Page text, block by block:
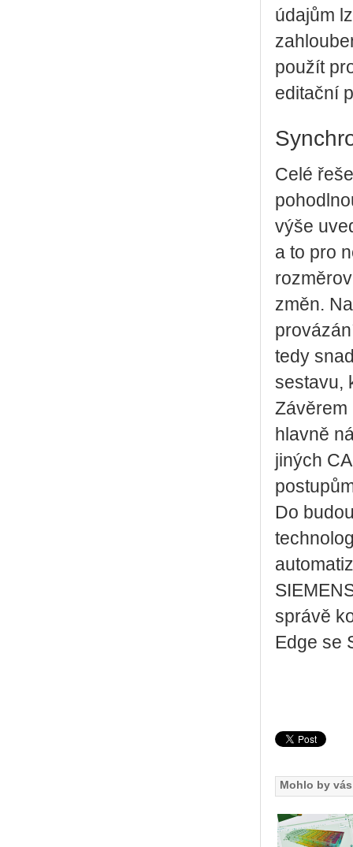
údajům
použít
editační
Celé
výše
a to pro
změn.
tedy
sestavu,
Závěrem
hlavně
jiných
Do
správě
Edge se
Mohlo by